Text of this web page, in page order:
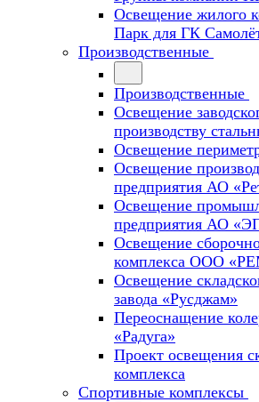
Освещение жилого
Парк для ГК
Производственные
Производственные
Освещение
производству
Освещение
Освещение
предприятия АО
Освещение
предприятия АО
Освещение
комплекса ООО
Освещение
завода «Русджам»
Переоснащение
«Радуга»
Проект освещения
комплекса
Спортивные комплексы